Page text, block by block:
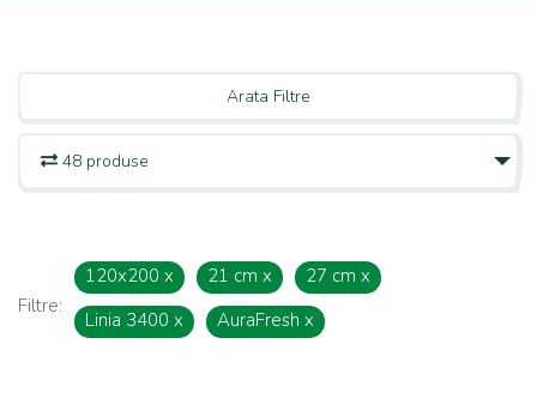
Arata Filtre
48 produse
Filtre:
120x200 x 21 cm x 27 cm x
Linia 3400 x AuraFresh x